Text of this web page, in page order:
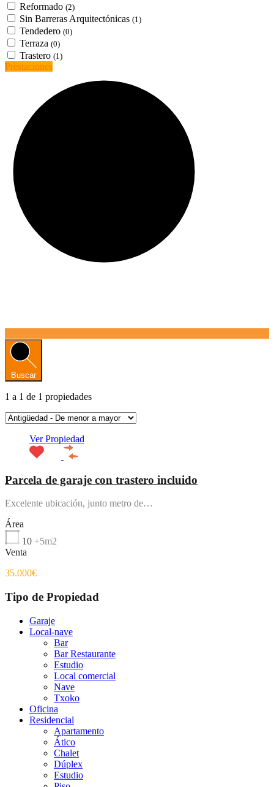
Reformado (2)
Sin Barreras Arquitectónicas (1)
Tendedero (0)
Terraza (0)
Trastero (1)
Prestaciones
Buscar
1 a 1 de 1 propiedades
Ver Propiedad
Parcela de garaje con trastero incluido
Excelente ubicación, junto metro de…
Área
10 +5m2
Venta
35.000€
Tipo de Propiedad
Garaje
Local-nave
Bar
Bar Restaurante
Estudio
Local comercial
Nave
Txoko
Oficina
Residencial
Apartamento
Ático
Chalet
Dúplex
Estudio